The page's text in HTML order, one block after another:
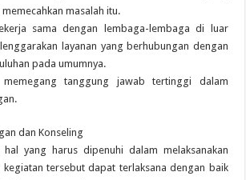
masalah itu.
sama dengan lembaga-lembaga di luar
layanan yang berhubungan dengan
pada umumnya.
tanggung jawab tertinggi dalam
dan Konseling
yang harus dipenuhi dalam melaksanakan
kegiatan tersebut dapat terlaksana dengan baik